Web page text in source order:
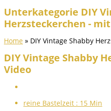
Unterkategorie DIY
Herzsteckerchen -
Home » DIY Vintage Shabby
DIY Vintage Shabby
Video
reine Bastelzeit : 15 Min